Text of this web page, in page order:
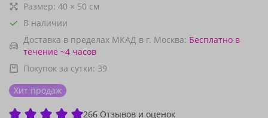
Размер: 40 × 50 см
В наличии
Доставка в пределах МКАД в г. Москва: Бесплатно в
течение ~4 часов
Покупок за сутки: 39
Хит продаж
266 Отзывов и оценок